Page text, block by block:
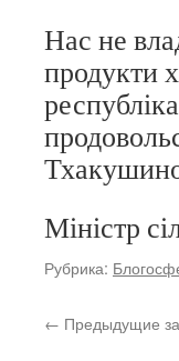
Нас не
продукти
Міністр
Рубрика:
← Предыдущие